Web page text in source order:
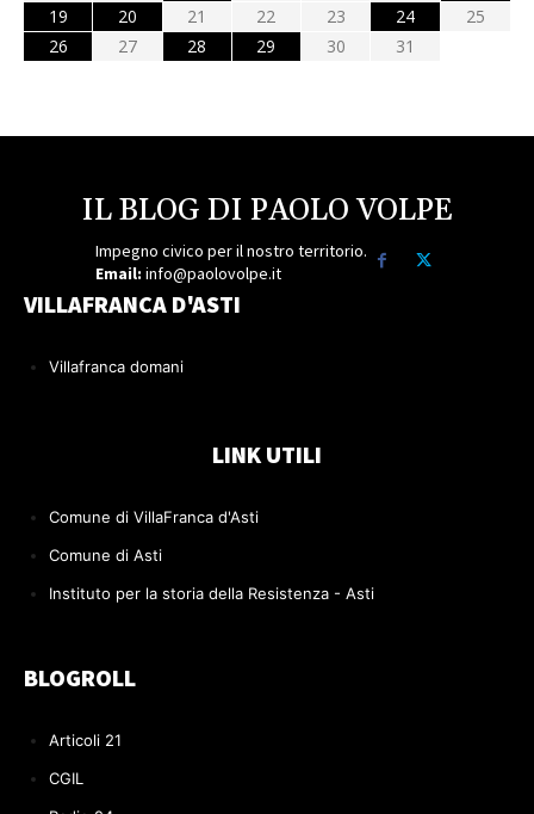
19
20 21 22 23 24
25
26
27 28 29 30 31
IL BLOG DI PAOLO VOLPE
Impegno civico per il nostro territorio.
Email: info@paolovolpe.it
VILLAFRANCA D'ASTI
Villafranca domani
LINK UTILI
Comune di VillaFranca d'Asti
Comune di Asti
Instituto per la storia della Resistenza - Asti
BLOGROLL
Articoli 21
CGIL